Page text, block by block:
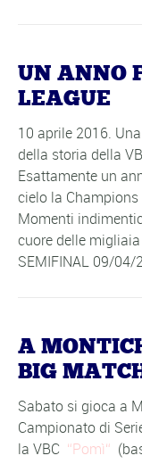
UN ANNO
LEAGUE
10 aprile 2016.
della storia della
Esattamente un
cielo la
Momenti
cuore delle
SEMIFINAL 09/04/
A
BIG
Sabato si gioca a
Campionato di
la VBC
Pomì